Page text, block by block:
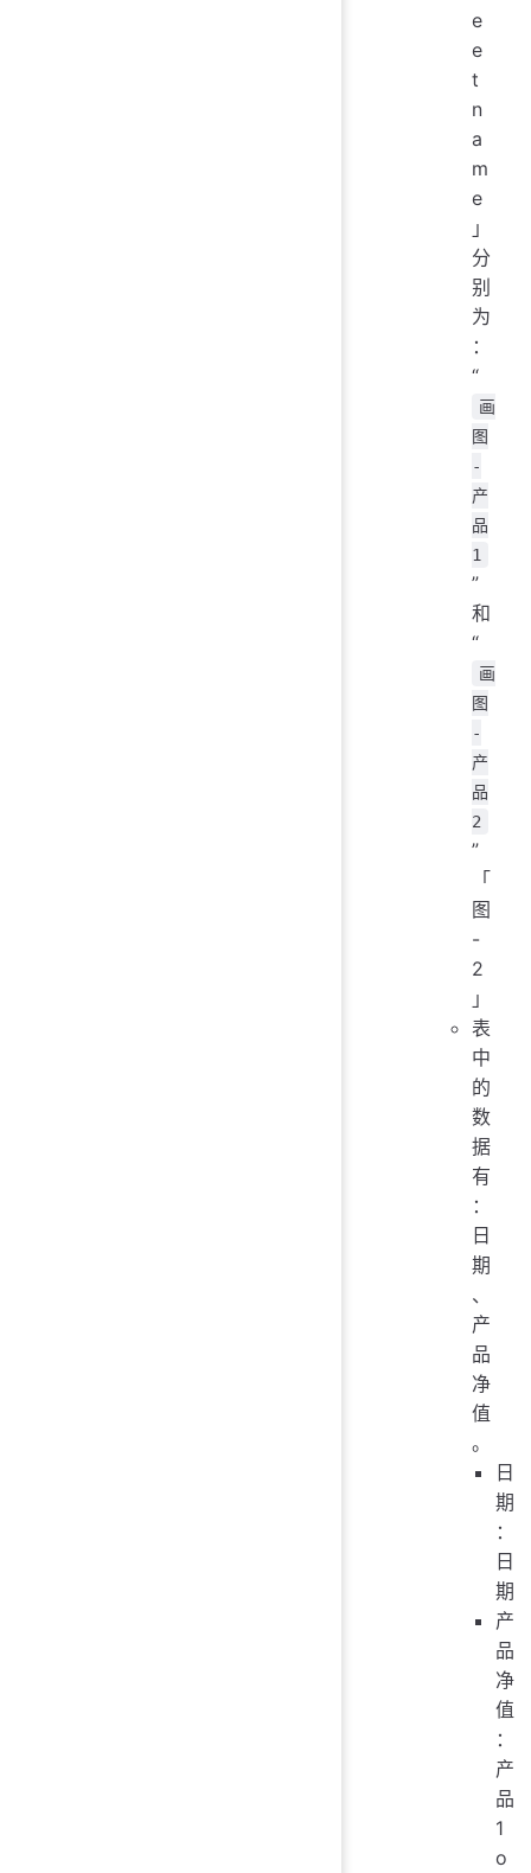
e
e
t
n
a
m
e
」
分
别
为
：
“
画
图
-
产
品
1
”
和
“
画
图
-
产
品
2
”
「
图
-
2
」
表
中
的
数
据
有
：
日
期
、
产
品
净
值
。
日
期
：
日
期
产
品
净
值
：
产
品
1
o